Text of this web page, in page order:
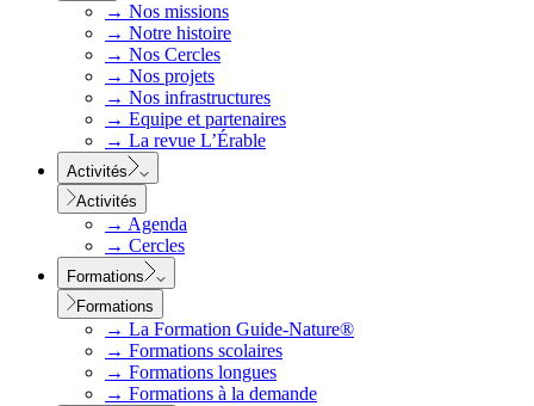
→ Nos missions
→ Notre histoire
→ Nos Cercles
→ Nos projets
→ Nos infrastructures
→ Equipe et partenaires
→ La revue L’Érable
Activités
Activités
→ Agenda
→ Cercles
Formations
Formations
→ La Formation Guide-Nature®
→ Formations scolaires
→ Formations longues
→ Formations à la demande